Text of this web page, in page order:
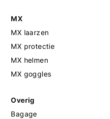
MX
MX laarzen
MX protectie
MX helmen
MX goggles
Overig
Bagage